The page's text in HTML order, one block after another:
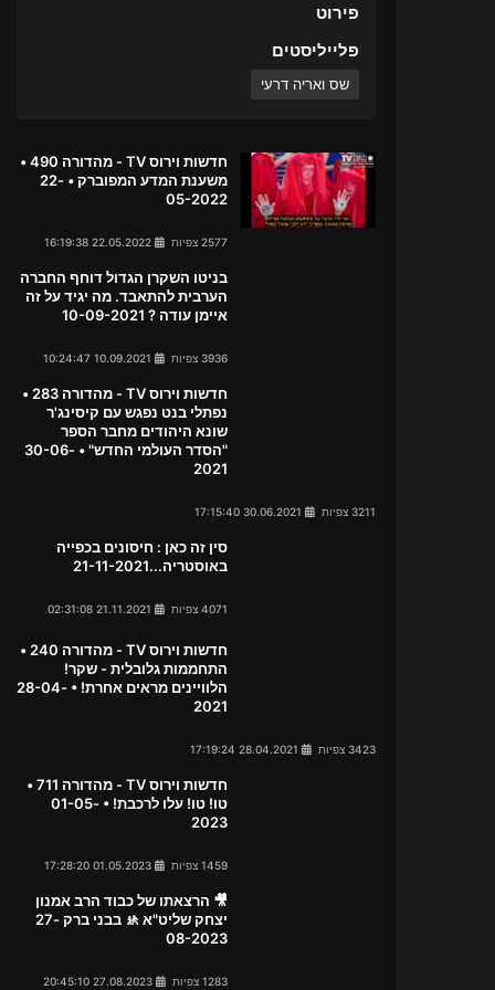
פירוט
פלייליסטים
שס ואריה דרעי
חדשות וירוס TV - מהדורה 490 •
משענת המדע המפוברק • 22-
05-2022
2577 צפיות
בניטו השקרן הגדול דוחף החברה
הערבית להתאבד. מה יגיד על זה
איימן עודה ? 10-09-2021
3936 צפיות
חדשות וירוס TV - מהדורה 283 •
נפתלי בנט נפגש עם קיסינג'ר
שונא היהודים מחבר הספר
"הסדר העולמי החדש" • 30-06-
2021
3211 צפיות
סין זה כאן : חיסונים בכפייה
באוסטריה...21-11-2021
4071 צפיות
חדשות וירוס TV - מהדורה 240 •
התחממות גלובלית - שקר!
הלוויינים מראים אחרת! • 28-04-
2021
3423 צפיות
חדשות וירוס TV - מהדורה 711 •
טו! טו! עלו לרכבת! • 01-05-
2023
1459 צפיות
🎥 הרצאתו של כבוד הרב אמנון
יצחק שליט"א 🚸 בבני ברק 27-
08-2023
1283 צפיות